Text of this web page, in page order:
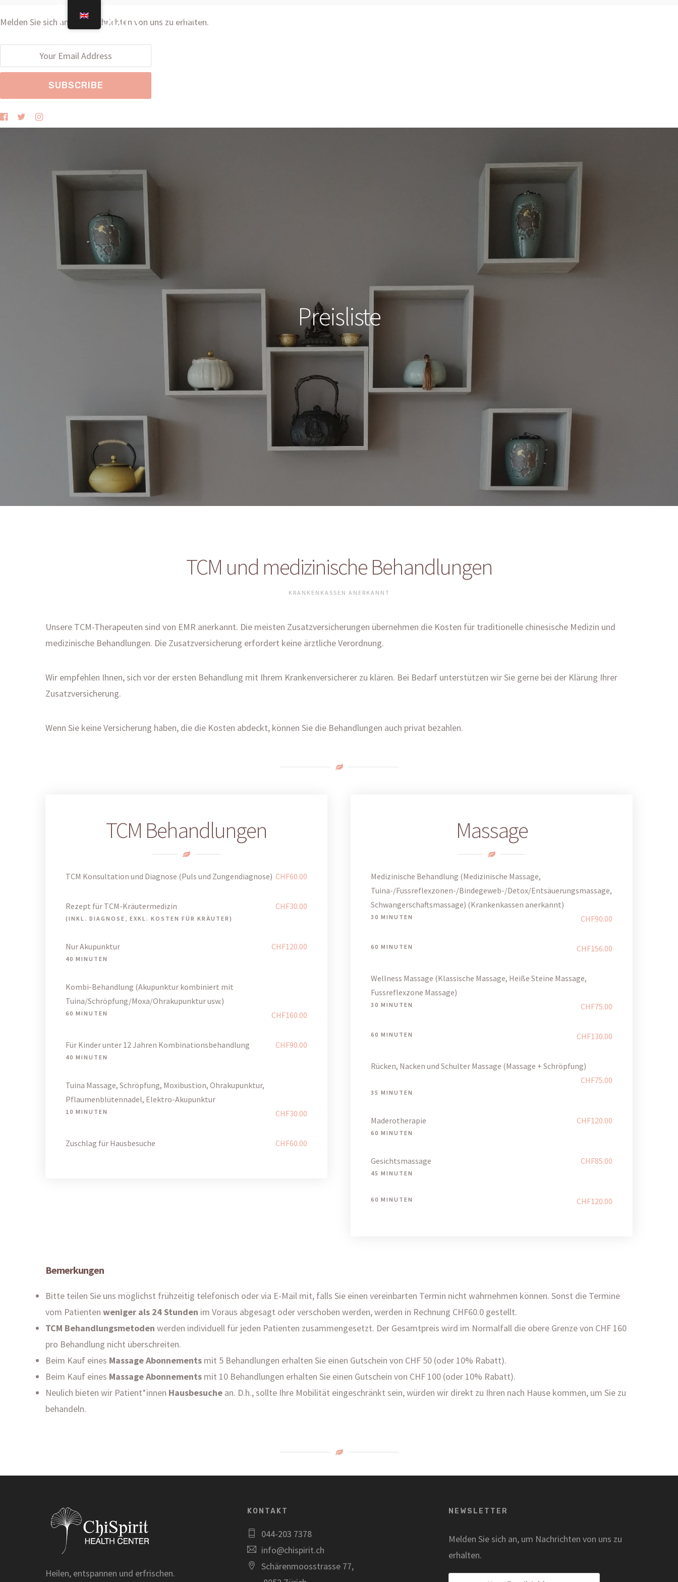
Melden Sie sich an, um Nachrichten von uns zu erhalten.
ÜBER UNS
Preisliste
TCM und medizinische Behandlungen
KRANKENKASSEN ANERKANNT
Unsere TCM-Therapeuten sind von EMR anerkannt. Die meisten Zusatzversicherungen übernehmen die Kosten für traditionelle chinesische Medizin und
medizinische Behandlungen. Die Zusatzversicherung erfordert keine ärztliche Verordnung.
Wir empfehlen Ihnen, sich vor der ersten Behandlung mit Ihrem Krankenversicherer zu klären. Bei Bedarf unterstützen wir Sie gerne bei der Klärung Ihrer
Zusatzversicherung.
Wenn Sie keine Versicherung haben, die die Kosten abdeckt, können Sie die Behandlungen auch privat bezahlen.
TCM Behandlungen
TCM Konsultation und Diagnose (Puls und Zungendiagnose) CHF60.00
Rezept für TCM-Kräutermedizin CHF30.00
(INKL. DIAGNOSE, EXKL. KOSTEN FÜR KRÄUTER)
Nur Akupunktur CHF120.00
40 MINUTEN
Kombi-Behandlung (Akupunktur kombiniert mit
Tuina/Schröpfung/Moxa/Ohrakupunktur usw.)
60 MINUTEN CHF160.00
Für Kinder unter 12 Jahren Kombinationsbehandlung CHF90.00
40 MINUTEN
Tuina Massage, Schröpfung, Moxibustion, Ohrakupunktur,
Pflaumenblütennadel, Elektro-Akupunktur
10 MINUTEN CHF30.00
Zuschlag für Hausbesuche CHF60.00
Massage
Medizinische Behandlung (Medizinische Massage,
Tuina-/Fussreflexzonen-/Bindegeweb-/Detox/Entsäuerungsmassage,
Schwangerschaftsmassage) (Krankenkassen anerkannt)
30 MINUTEN CHF90.00
60 MINUTEN CHF156.00
Wellness Massage (Klassische Massage, Heiße Steine Massage,
Fussreflexzone Massage)
30 MINUTEN CHF75.00
60 MINUTEN CHF130.00
Rücken, Nacken und Schulter Massage (Massage + Schröpfung)
CHF75.00
35 MINUTEN
Maderotherapie CHF120.00
60 MINUTEN
Gesichtsmassage CHF85.00
45 MINUTEN
60 MINUTEN CHF120.00
Bemerkungen
Bitte teilen Sie uns möglichst frühzeitig telefonisch oder via E-Mail mit, falls Sie einen vereinbarten Termin nicht wahrnehmen können. Sonst die Termine
vom Patienten weniger als 24 Stunden im Voraus abgesagt oder verschoben werden, werden in Rechnung CHF60.0 gestellt.
TCM Behandlungsmetoden werden individuell für jeden Patienten zusammengesetzt. Der Gesamtpreis wird im Normalfall die obere Grenze von CHF 160
pro Behandlung nicht überschreiten.
Beim Kauf eines Massage Abonnements mit 5 Behandlungen erhalten Sie einen Gutschein von CHF 50 (oder 10% Rabatt).
Beim Kauf eines Massage Abonnements mit 10 Behandlungen erhalten Sie einen Gutschein von CHF 100 (oder 10% Rabatt).
Neulich bieten wir Patient*innen Hausbesuche an. D.h., sollte Ihre Mobilität eingeschränkt sein, würden wir direkt zu Ihren nach Hause kommen, um Sie zu
behandeln.
Heilen, entspannen und erfrischen.
KONTAKT
044-203 7378
info@chispirit.ch
Schärenmoosstrasse 77,
NEWSLETTER
Melden Sie sich an, um Nachrichten von uns zu
erhalten.